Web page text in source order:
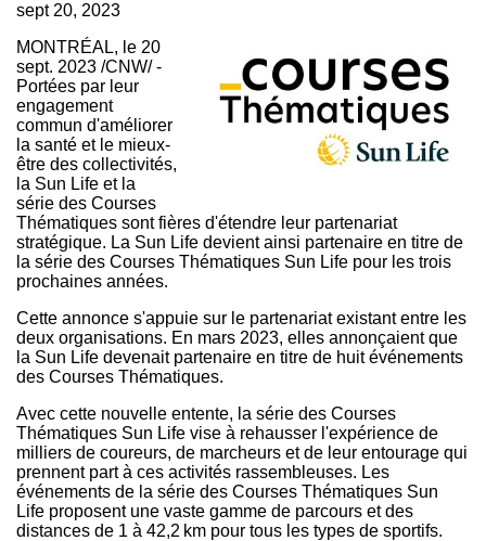
sept 20, 2023
MONTRÉAL, le 20
sept. 2023 /CNW/ -
Portées par leur
engagement
commun d'améliorer
la santé et le mieux-
être des collectivités,
la Sun Life et la
série des Courses
Thématiques sont fières d'étendre leur partenariat
stratégique. La Sun Life devient ainsi partenaire en titre de
la série des Courses Thématiques Sun Life pour les trois
prochaines années.
Cette annonce s'appuie sur le partenariat existant entre les
deux organisations. En mars 2023, elles annonçaient que
la Sun Life devenait partenaire en titre de huit événements
des Courses Thématiques.
Avec cette nouvelle entente, la série des Courses
Thématiques Sun Life vise à rehausser l'expérience de
milliers de coureurs, de marcheurs et de leur entourage qui
prennent part à ces activités rassembleuses. Les
événements de la série des Courses Thématiques Sun
Life proposent une vaste gamme de parcours et des
distances de 1 à 42,2 km pour tous les types de sportifs.